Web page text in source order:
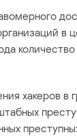
в
хакеров в